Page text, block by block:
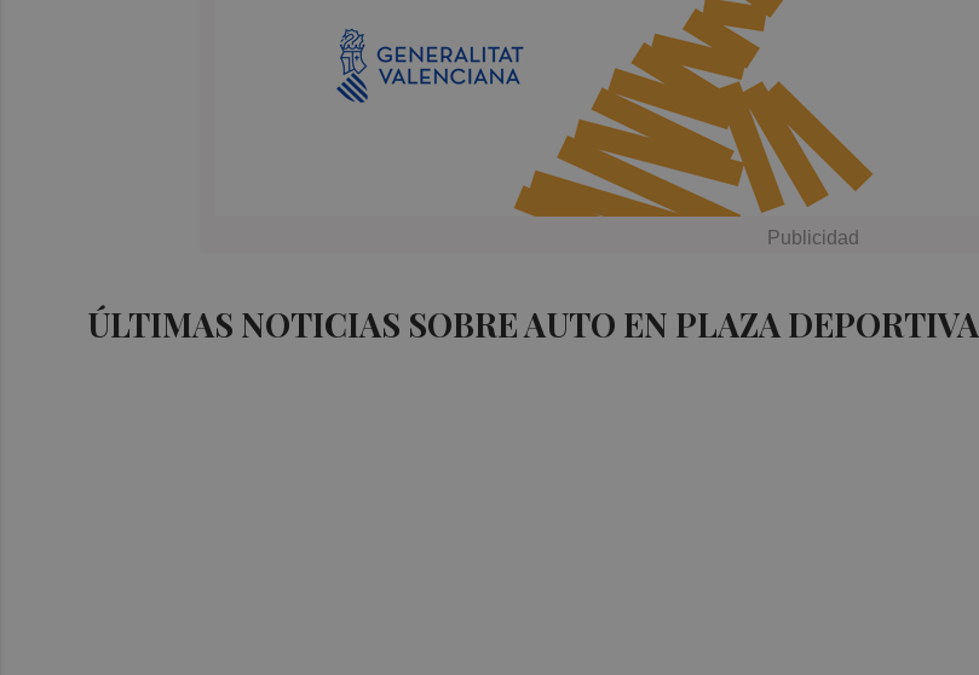
ÚLTIMAS NOTICIAS SOBRE AUTO EN PLAZA DEPORTIVA